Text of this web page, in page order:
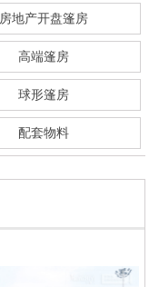
房地产开盘篷房
高端篷房
球形篷房
配套物料